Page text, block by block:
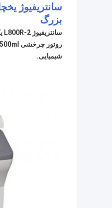
بزرگ
سانتریفیوژ L800R-2 یک سانتریفیوژ هوشمند جدید توسعه یافته با فناوری پیشرفته بین المللی است.
شیمیایی.